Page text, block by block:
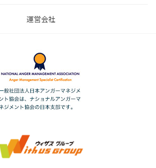
運営会社